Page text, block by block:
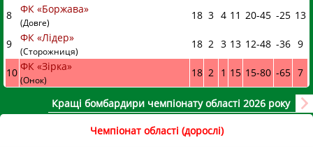
8 ФК «Боржава»
(Довге)
18 3 4 11 20-45 -25 13
9 ФК «Лідер»
(Сторожниця)
18 2 3 13 12-48 -36 9
10 ФК «Зірка»
(Онок)
18 2 1 15 15-80 -65 7
Кращі бомбардири чемпіонату області 2026 року
Чемпіонат області (дорослі)